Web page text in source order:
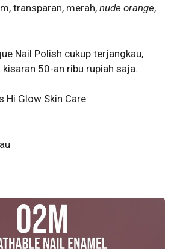
transparan, merah, nude orange,
Nail Polish cukup terjangkau,
50-an ribu rupiah saja.
Hi Glow Skin Care: